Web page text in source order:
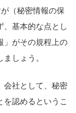
（秘密情報の保
、基本的な点とし
」がその規程上の
しょう。
会社として、秘密
認めるというこ